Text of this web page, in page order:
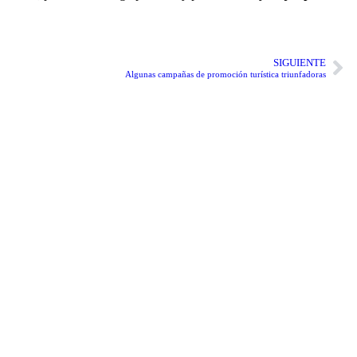
SIGUIENTE
Algunas campañas de promoción turística triunfadoras